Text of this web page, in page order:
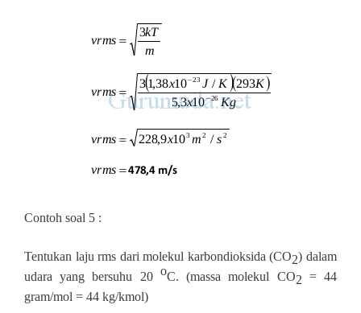
Contoh soal 5 :
Tentukan laju rms dari molekul karbondioksida (CO2) dalam
udara yang bersuhu 20 oC. (massa molekul CO2 = 44
gram/mol = 44 kg/kmol)